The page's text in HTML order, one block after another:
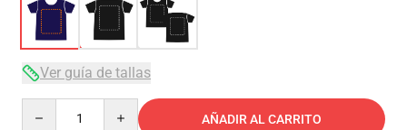
Ver guía de tallas
AÑADIR AL CARRITO